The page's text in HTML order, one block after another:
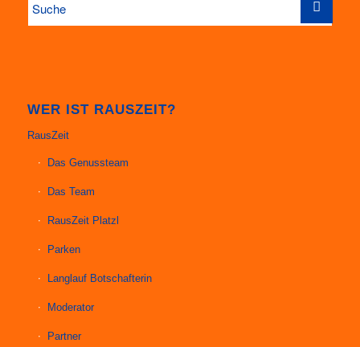
WER IST RAUSZEIT?
RausZeit
Das Genussteam
Das Team
RausZeit Platzl
Parken
Langlauf Botschafterin
Moderator
Partner